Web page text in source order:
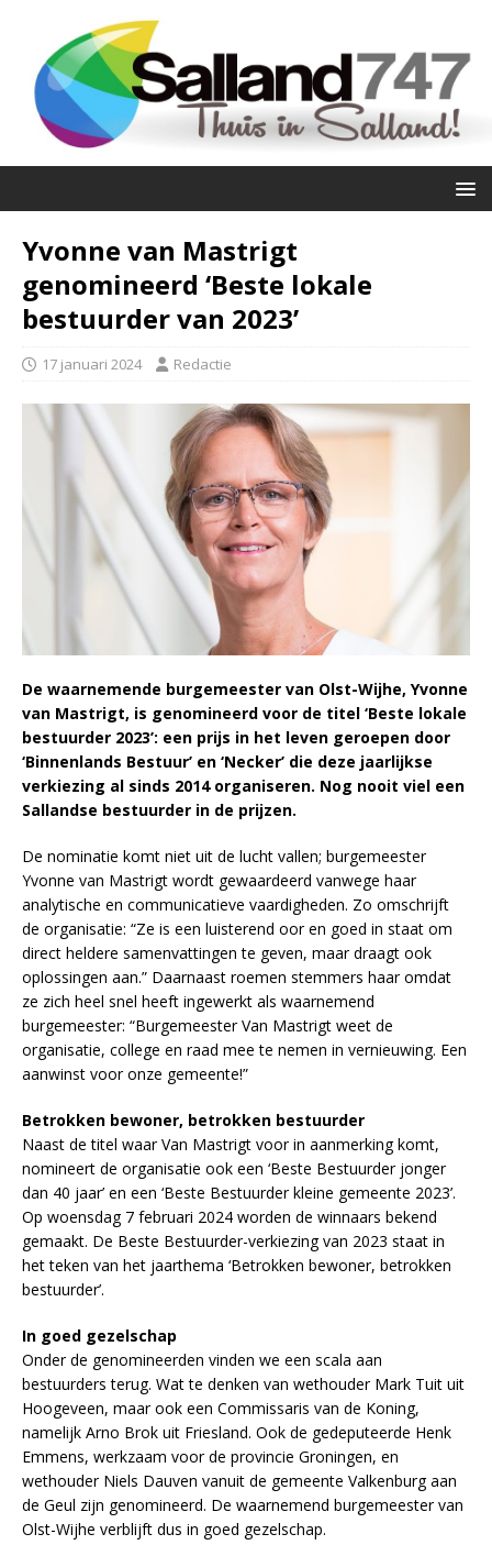
Yvonne van Mastrigt
genomineerd ‘Beste lokale
bestuurder van 2023’
17 januari 2024 Redactie
De waarnemende burgemeester van Olst-Wijhe, Yvonne
van Mastrigt, is genomineerd voor de titel ‘Beste lokale
bestuurder 2023’: een prijs in het leven geroepen door
‘Binnenlands Bestuur’ en ‘Necker’ die deze jaarlijkse
verkiezing al sinds 2014 organiseren. Nog nooit viel een
Sallandse bestuurder in de prijzen.
De nominatie komt niet uit de lucht vallen; burgemeester
Yvonne van Mastrigt wordt gewaardeerd vanwege haar
analytische en communicatieve vaardigheden. Zo omschrijft
de organisatie: “Ze is een luisterend oor en goed in staat om
direct heldere samenvattingen te geven, maar draagt ook
oplossingen aan.” Daarnaast roemen stemmers haar omdat
ze zich heel snel heeft ingewerkt als waarnemend
burgemeester: “Burgemeester Van Mastrigt weet de
organisatie, college en raad mee te nemen in vernieuwing. Een
aanwinst voor onze gemeente!”
Betrokken bewoner, betrokken bestuurder
Naast de titel waar Van Mastrigt voor in aanmerking komt,
nomineert de organisatie ook een ‘Beste Bestuurder jonger
dan 40 jaar’ en een ‘Beste Bestuurder kleine gemeente 2023’.
Op woensdag 7 februari 2024 worden de winnaars bekend
gemaakt. De Beste Bestuurder-verkiezing van 2023 staat in
het teken van het jaarthema ‘Betrokken bewoner, betrokken
bestuurder’.
In goed gezelschap
Onder de genomineerden vinden we een scala aan
bestuurders terug. Wat te denken van wethouder Mark Tuit uit
Hoogeveen, maar ook een Commissaris van de Koning,
namelijk Arno Brok uit Friesland. Ook de gedeputeerde Henk
Emmens, werkzaam voor de provincie Groningen, en
wethouder Niels Dauven vanuit de gemeente Valkenburg aan
de Geul zijn genomineerd. De waarnemend burgemeester van
Olst-Wijhe verblijft dus in goed gezelschap.